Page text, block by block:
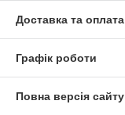
Доставка та оплата
Графік роботи
Повна версія сайту